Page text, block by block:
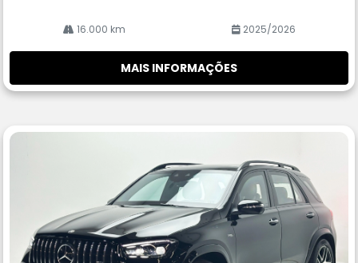
16.000 km 2025/2026
MAIS INFORMAÇÕES